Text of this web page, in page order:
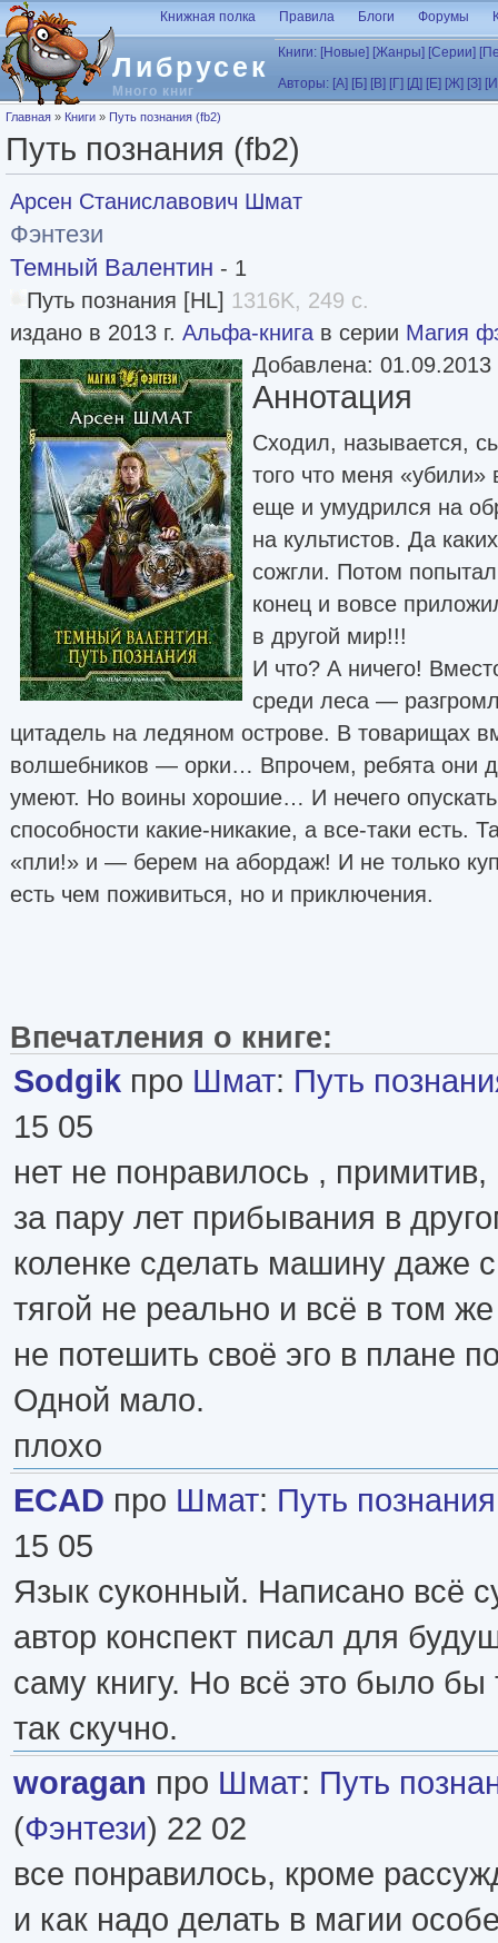
Перейти к основному содержанию
Либрусек
Много книг
Книжная полка Правила Блоги Форумы
Книги: [Новые] [Жанры] [Серии]
Авторы: [А] [Б] [В] [Г] [Д] [Е] [Ж] [З]
Вы здесь
Главная » Книги » Путь познания (fb2)
Путь познания (fb2)
Арсен Станиславович Шмат
Фэнтези
Темный Валентин - 1
Путь познания [HL] 1316K, 249 с.
издано в 2013 г. Альфа-книга в серии Магия
Добавлена: 01.09.2013
Аннотация
Сходил, называется,
того что меня
еще и умудрился на
на культистов. Да
сожгли. Потом
конец и вовсе
в другой мир!!!
И что? А ничего!
среди леса —
цитадель на ледяном острове. В товарищах
волшебников — орки… Впрочем, ребята они
умеют. Но воины хорошие… И нечего
способности какие-никакие, а все-таки есть.
«пли!» и — берем на абордаж! И не только
есть чем поживиться, но и приключения.
Впечатления о книге:
Sodgik про Шмат: Путь
15 05
нет не понравилось ,
за пару лет прибывания в
коленке сделать машину даже
тягой не реально и всё в том
не потешить своё эго в плане
Одной мало.
плохо
ECAD про Шмат: Путь
15 05
Язык суконный. Написано всё
автор конспект писал для
саму книгу. Но всё это было бы
так скучно.
woragan про Шмат: Путь
(Фэнтези) 22 02
все понравилось, кроме
и как надо делать в магии